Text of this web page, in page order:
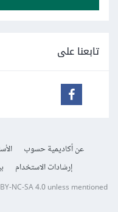
تابعنا على
عن أكاديمية حسوب
إرشادات الاستخدام
BY-NC-SA 4.0unless mentioned